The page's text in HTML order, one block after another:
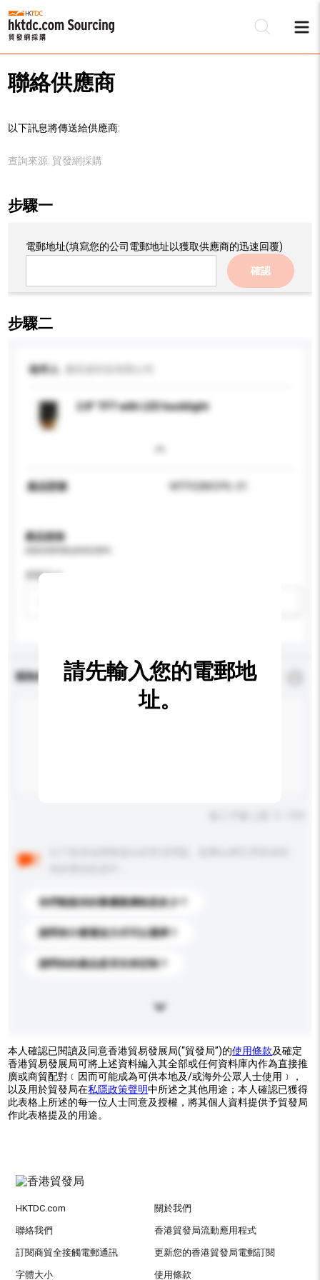
聯絡供應商
以下訊息將傳送給供應商:
查詢來源: 貿發網採購
步驟一
電郵地址(填寫您的公司電郵地址以獲取供應商的迅速回覆)
確認
步驟二
收件人
2.8" TFT with LED backlight
產品型號 MTF0280CPIL-01
產品規格
屏幕尺寸
查詢內容 *必須填寫
你們能提供的最優惠價格是多少？
請問有什麼運送方式可以選擇？
請問你的產品是否支持定制？
請先輸入您的電郵地
址。
本人確認已閱讀及同意香港貿易發展局(“貿發局”)的使用條款及確定
香港貿易發展局可將上述資料編入其全部或任何資料庫內作為直接推
廣或商貿配對﹝因而可能成為可供本地及/或海外公眾人士使用﹞，
以及用於貿發局在私隱政策聲明中所述之其他用途；本人確認已獲得
此表格上所述的每一位人士同意及授權，將其個人資料提供予貿發局
作此表格提及的用途。
HKTDC.com 關於我們
聯絡我們 香港貿發局流動應用程式
訂閱商貿全接觸電郵通訊 更新您的香港貿發局電郵訂閱
字體大小 使用條款